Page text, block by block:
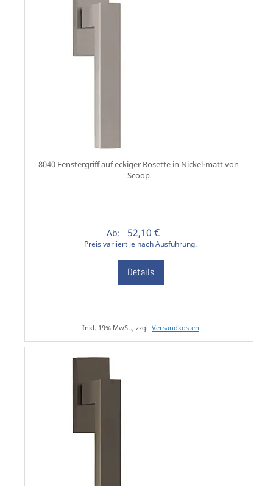
8040 Fenstergriff auf eckiger Rosette in Nickel-matt von
Scoop
Ab: 52,10 €
Preis variiert je nach Ausführung.
Details
Inkl. 19% MwSt., zzgl. Versandkosten